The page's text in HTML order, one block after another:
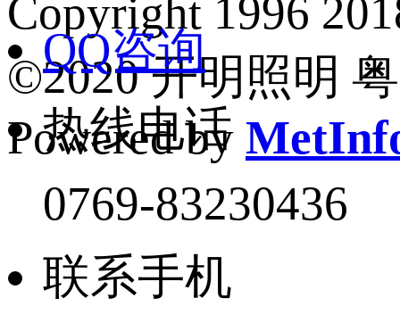
Copyright 1996
©2020 开明照明
Powered by
QQ咨询
热线电话
0769-83230436
联系手机